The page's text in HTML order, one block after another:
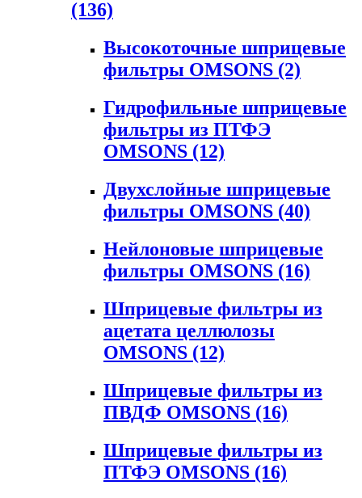
(136)
Высокоточные шприцевые
фильтры OMSONS (2)
Гидрофильные шприцевые
фильтры из ПТФЭ
OMSONS (12)
Двухслойные шприцевые
фильтры OMSONS (40)
Нейлоновые шприцевые
фильтры OMSONS (16)
Шприцевые фильтры из
ацетата целлюлозы
OMSONS (12)
Шприцевые фильтры из
ПВДФ OMSONS (16)
Шприцевые фильтры из
ПТФЭ OMSONS (16)